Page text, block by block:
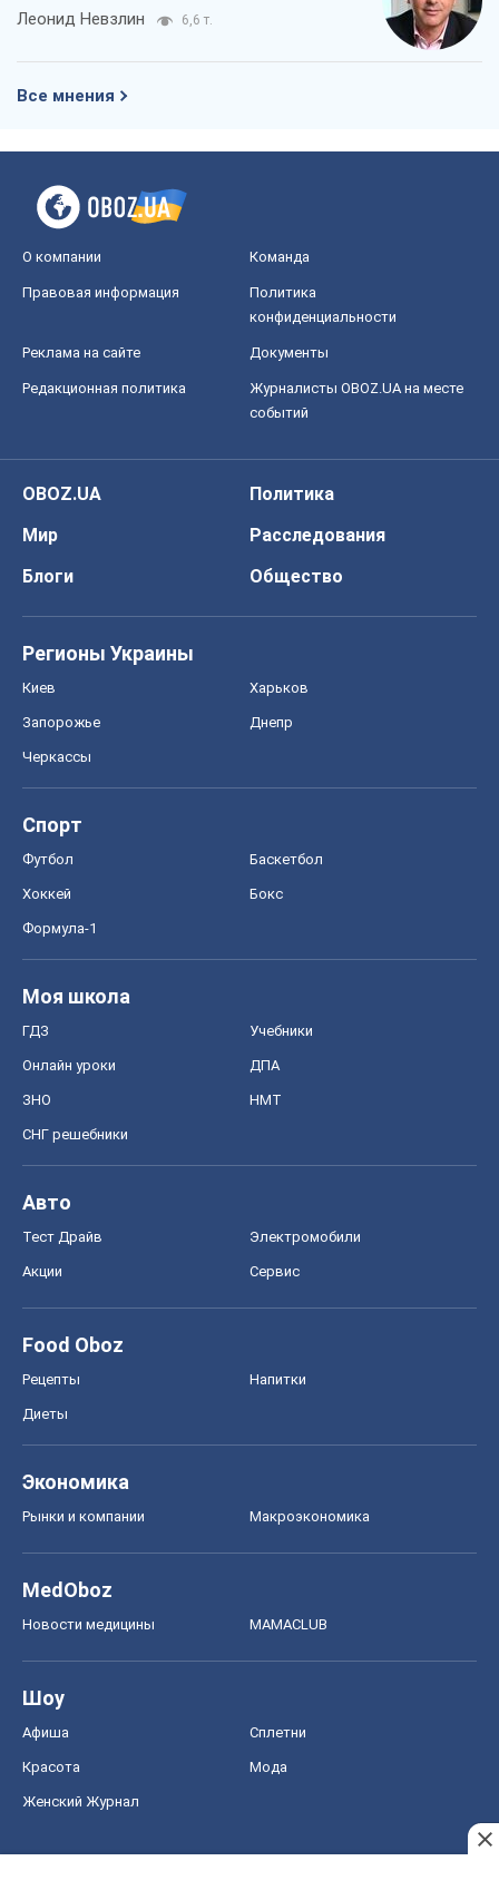
Леонид Невзлин 6,6 т.
Все мнения
О компании Команда
Правовая информация
Политика
конфиденциальности
Реклама на сайте Документы
Редакционная политика
Журналисты OBOZ.UA на месте
событий
OBOZ.UA
Политика
Мир
Расследования
Блоги
Общество
Регионы Украины
Киев Харьков
Запорожье Днепр
Черкассы
Спорт
Футбол Баскетбол
Хоккей Бокс
Формула-1
Моя школа
ГДЗ Учебники
Онлайн уроки ДПА
ЗНО НМТ
СНГ решебники
Авто
Тест Драйв Электромобили
Акции Сервис
Food Oboz
Рецепты Напитки
Диеты
Экономика
Рынки и компании Mакроэкономика
MedOboz
Новости медицины MAMACLUB
Шоу
Афиша Сплетни
Красота Мода
Женский Журнал